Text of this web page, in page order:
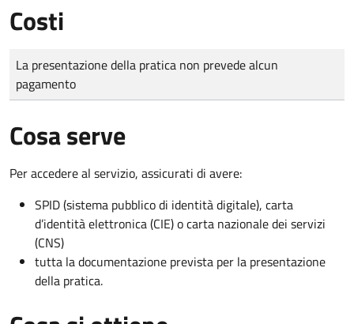
Costi
Tipo di pagamento
Importo
La presentazione della pratica non prevede alcun
pagamento
Cosa serve
Per accedere al servizio, assicurati di avere:
SPID (sistema pubblico di identità digitale), carta
d’identità elettronica (CIE) o carta nazionale dei servizi
(CNS)
tutta la documentazione prevista per la presentazione
della pratica.